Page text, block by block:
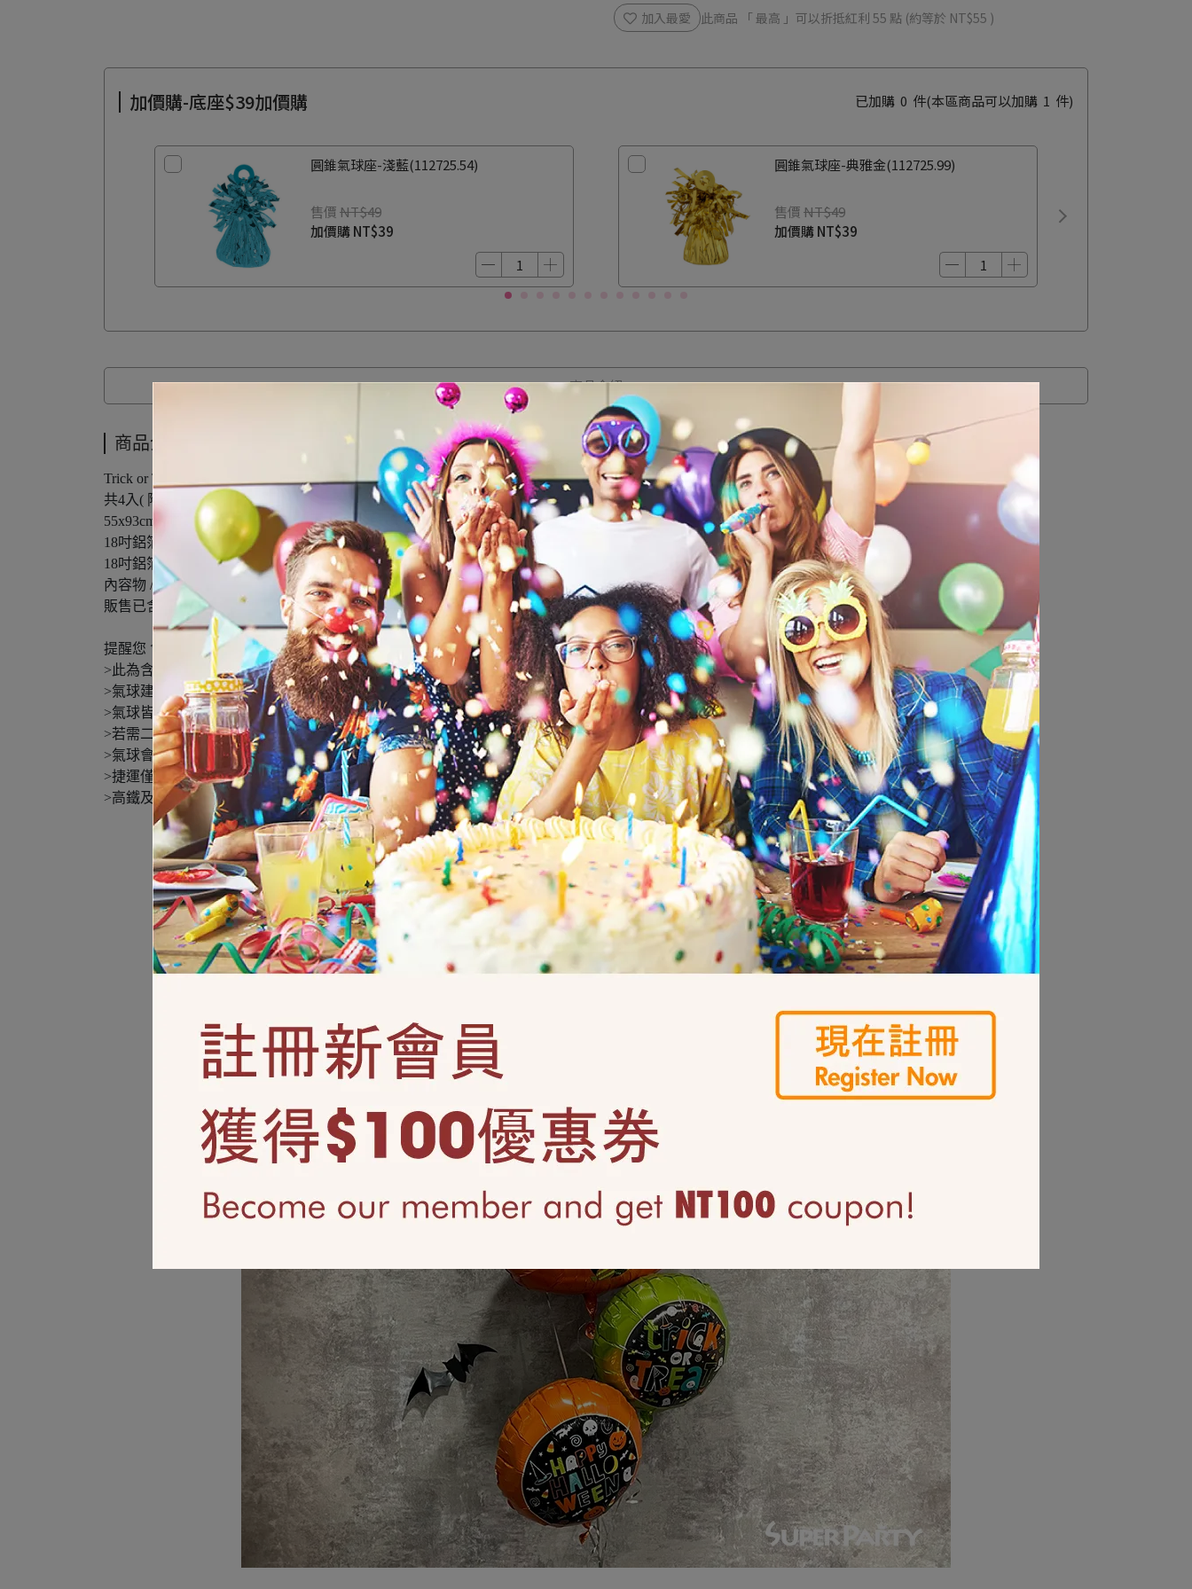
加入最愛 此商品 「 最高 」可以折抵紅利 55 點 (約等於 NT$55 )
加價購-底座$39加價購 已加購 0 件(本區商品可以加購 1 件)
圓錐氣球座-淺藍(112725.54)
售價NT$49
加價購NT$39
圓錐氣球座-典雅金(112725.99)
售價NT$49
加價購NT$39
商品介紹
商品介紹
Trick or Treat Balloon Bouquet 4ct
共4入( 附氣球座隨機出貨一個 )
55x93cm鋁箔氣球-歡樂精靈南瓜/ 1入
18吋鋁箔氣球-萬聖節好朋友/ 1入
18吋鋁箔氣球-不給糖就搗蛋 2入
內容物 / 款式不可更換
販售已含氦氣、附緞帶價
提醒您 含氣氣球只能選擇計程車外送、門市取貨，無法宅配
>此為含氦氣鋁箔氣球，可空飄約3-5天漸進式消氣。含緞帶繩
>氣球建議當天充氣，效果最佳。
>氣球皆一次性使用，若氣球消氣建議可補充空氣維持氣球飽度
>若需二次充氣會酌收氣體費用，充氣後發現破損、無法空飄，將無法退費。
>氣球會熱脹冷縮，不建議放置悶熱、太陽曝曬的地方以及密閉式的後車廂，以免氣球損壞
>捷運僅接受攜帶長寬50cm以內，且不可超過5顆
>高鐵及台鐵禁止攜帶充氣氣球
※實拍情景圖僅為佈置示意，需搭配其他佈置品使用。